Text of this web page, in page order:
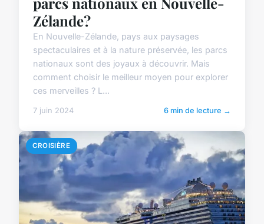
Zélande?
En Nouvelle-Zélande, pays aux paysages
spectaculaires et à la nature préservée, les parcs
nationaux sont des joyaux à découvrir. Mais
comment choisir le meilleur moyen pour explorer
ces merveilles ? L...
7 juin 2024 6 min de lecture →
CROISIÈRE